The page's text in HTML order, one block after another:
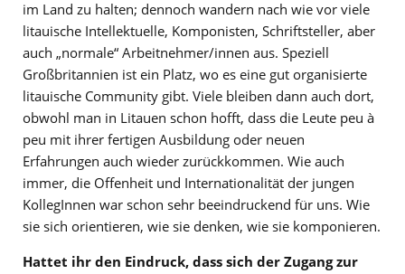
im Land zu halten; dennoch wandern nach wie vor viele
litauische Intellektuelle, Komponisten, Schriftsteller, aber
auch „normale“ Arbeitnehmer/innen aus. Speziell
Großbritannien ist ein Platz, wo es eine gut organisierte
litauische Community gibt. Viele bleiben dann auch dort,
obwohl man in Litauen schon hofft, dass die Leute peu à
peu mit ihrer fertigen Ausbildung oder neuen
Erfahrungen auch wieder zurückkommen. Wie auch
immer, die Offenheit und Internationalität der jungen
KollegInnen war schon sehr beeindruckend für uns. Wie
sie sich orientieren, wie sie denken, wie sie komponieren.
Hattet ihr den Eindruck, dass sich der Zugang zur